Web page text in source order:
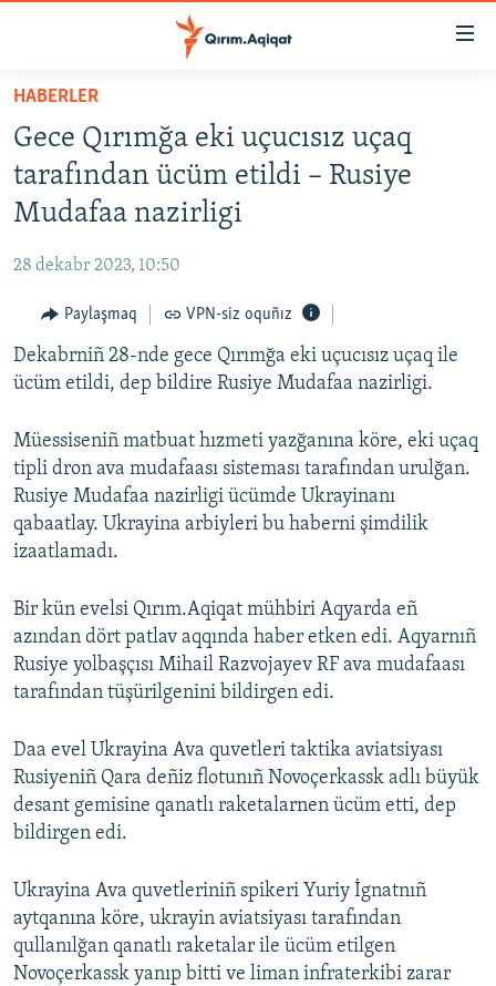
Esas
qaytmaq
Baş
navigatsiyağa
qaytmaq
Qıdıruvğa
SİYASET
İQTİSADİYAT
MEDENİYET
İNSAN AQLARI
VİDEO
BLOGLAR
FİKİR
Русский
QOŞULIÑIZ!
RFE/RS bütün saytları
HABERLER
Gece Qırımğa eki uçucısız uçaq
tarafından ücüm etildi – Rusiye
Mudafaa nazirligi
28 dekabr 2023, 10:50
Paylaşmaq VPN-siz oquñız
Dekabrniñ 28-nde gece Qırımğa eki uçucısız uçaq ile
ücüm etildi, dep bildire Rusiye Mudafaa nazirligi.
Müessiseniñ matbuat hızmeti yazğanına köre, eki uçaq
tipli dron ava mudafaası sisteması tarafından urulğan.
Rusiye Mudafaa nazirligi ücümde Ukrayinanı
qabaatlay. Ukrayina arbiyleri bu haberni şimdilik
izaatlamadı.
Bir kün evelsi Qırım.Aqiqat mühbiri Aqyarda eñ
azından dört patlav aqqında haber etken edi. Aqyarnıñ
Rusiye yolbaşçısı Mihail Razvojayev RF ava mudafaası
tarafından tüşürilgenini bildirgen edi.
Daa evel Ukrayina Ava quvetleri taktika aviatsiyası
Rusiyeniñ Qara deñiz flotunıñ Novoçerkassk adlı büyük
desant gemisine qanatlı raketalarnen ücüm etti, dep
bildirgen edi.
Ukrayina Ava quvetleriniñ spikeri Yuriy İgnatnıñ
aytqanına köre, ukrayin aviatsiyası tarafından
qullanılğan qanatlı raketalar ile ücüm etilgen
Novoçerkassk yanıp bitti ve liman infraterkibi zarar